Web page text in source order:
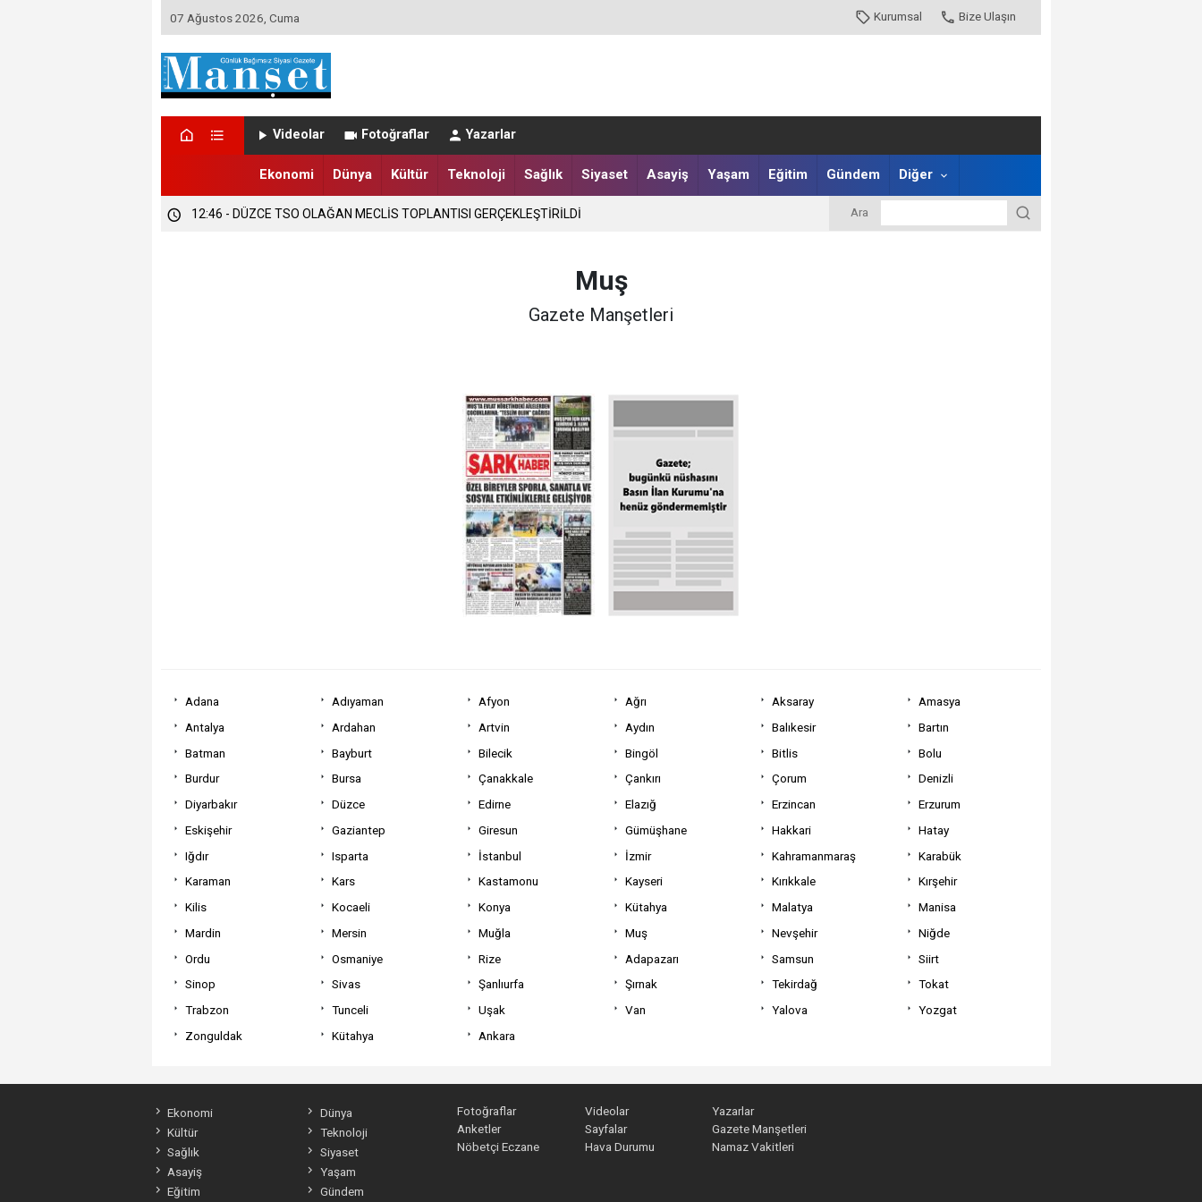
07 Ağustos 2026, Cuma Kurumsal Bize Ulaşın
Videolar Fotoğraflar Yazarlar
Ekonomi Dünya Kültür Teknoloji Sağlık Siyaset Asayiş Yaşam Eğitim Gündem Diğer
12:46 - DÜZCE TSO OLAĞAN MECLİS TOPLANTISI GERÇEKLEŞTİRİLDİ Ara
Muş
Gazete Manşetleri
Adana Adıyaman Afyon Ağrı Aksaray
Amasya
Antalya
Ardahan Artvin Aydın Balıkesir
Bartın
Batman
Bayburt Bilecik Bingöl Bitlis
Bolu
Burdur
Bursa Çanakkale Çankırı Çorum
Denizli
Diyarbakır
Düzce Edirne Elazığ Erzincan
Erzurum
Eskişehir
Gaziantep Giresun Gümüşhane Hakkari
Hatay
Iğdır
Isparta İstanbul İzmir Kahramanmaraş
Karabük
Karaman
Kars Kastamonu Kayseri Kırıkkale
Kırşehir
Kilis
Kocaeli Konya Kütahya Malatya
Manisa
Mardin
Mersin Muğla Muş Nevşehir
Niğde
Ordu
Osmaniye Rize Adapazarı Samsun
Siirt
Sinop
Sivas Şanlıurfa Şırnak Tekirdağ
Tokat
Trabzon
Tunceli Uşak Van Yalova
Yozgat
Zonguldak
Kütahya Ankara
Ekonomi
Dünya
Kültür
Teknoloji
Sağlık
Siyaset
Asayiş
Yaşam
Eğitim
Gündem
Fotoğraflar Videolar
Yazarlar
Anketler
Sayfalar
Gazete Manşetleri
Nöbetçi Eczane
Hava Durumu Namaz Vakitleri